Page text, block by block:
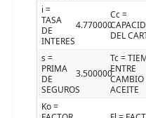
i =
TASA
DE
INTERES
4.770000
Cc =
DEL
s =
PRIMA
DE
SEGUROS
3.500000
Tc =
ENTRE
CAMBIO
ACEITE
Ko =